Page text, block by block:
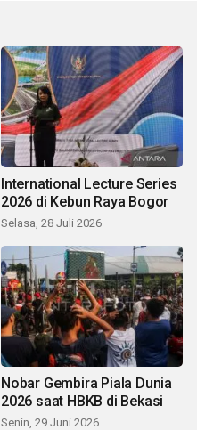
International Lecture Series
2026 di Kebun Raya Bogor
Selasa, 28 Juli 2026
Nobar Gembira Piala Dunia
2026 saat HBKB di Bekasi
Senin, 29 Juni 2026